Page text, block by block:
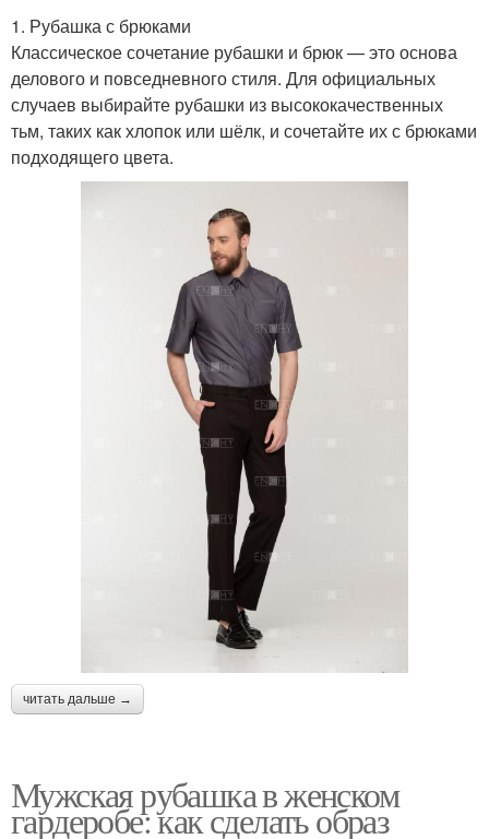
1. Рубашка с брюками
Классическое сочетание рубашки и брюк — это основа
делового и повседневного стиля. Для официальных
случаев выбирайте рубашки из высококачественных
тьм, таких как хлопок или шёлк, и сочетайте их с брюками
подходящего цвета.
читать дальше →
Мужская рубашка в женском
гардеробе: как сделать образ